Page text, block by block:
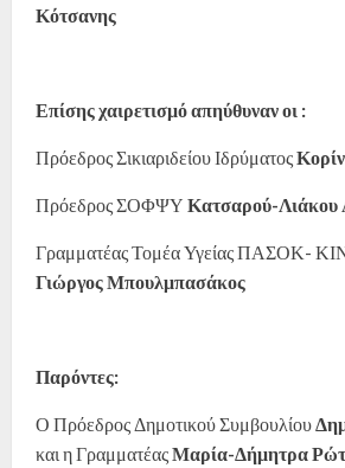
Κότσανης
Επίσης χαιρετισμό απηύθυναν οι :
Πρόεδρος Σικιαριδείου Ιδρύματος
Πρόεδρος ΣΟΦΨΥ Κατσαρού-Λιάκου
Γραμματέας Τομέα Υγείας ΠΑΣΟΚ-
Γιώργος Μπουλμπασάκος
Παρόντες:
Ο Πρόεδρος Δημοτικού Συμβουλίου
και η ΓραμματέαςΜαρία-Δήμητρα